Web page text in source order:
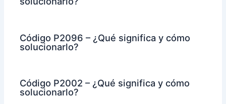
Código P2096 – ¿Qué significa y cómo
solucionarlo?
Código P2002 – ¿Qué significa y cómo
solucionarlo?